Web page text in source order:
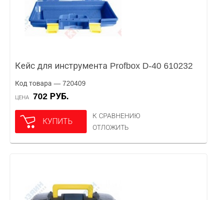
Кейс для инструмента Profbox D-40 610232
Код товара — 720409
ЦЕНА 702 РУБ.
КУПИТЬ
К СРАВНЕНИЮ
ОТЛОЖИТЬ